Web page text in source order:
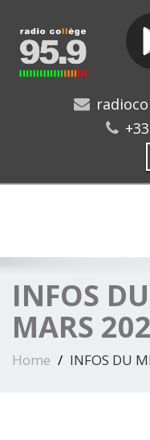
INFOS
MARS
Home INFOS DU